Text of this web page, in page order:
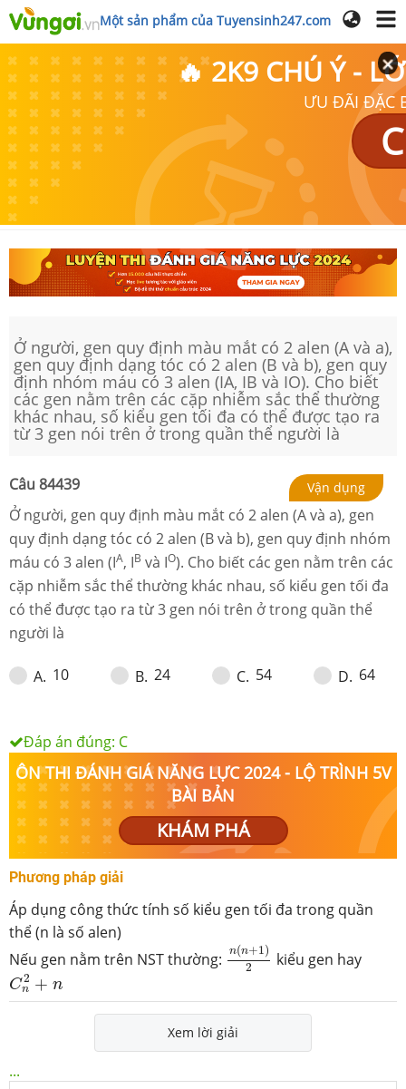
Một sản phẩm của Tuyensinh247.com
🔥 2K9 CHÚ Ý -
ƯU ĐÃI ĐẶC
Ở người, gen quy định màu mắt có 2 alen (A và a),
gen quy định dạng tóc có 2 alen (B và b), gen quy
định nhóm máu có 3 alen (IA, IB và IO). Cho biết
các gen nằm trên các cặp nhiễm sắc thể thường
khác nhau, số kiểu gen tối đa có thể được tạo ra
từ 3 gen nói trên ở trong quần thể người là
Câu 84439 Vận dụng
Ở người, gen quy định màu mắt có 2 alen (A và a), gen
quy định dạng tóc có 2 alen (B và b), gen quy định nhóm
máu có 3 alen (IA, IB và IO). Cho biết các gen nằm trên các
cặp nhiễm sắc thể thường khác nhau, số kiểu gen tối đa
có thể được tạo ra từ 3 gen nói trên ở trong quần thể
người là
A. 10 B. 24 C. 54 D. 64
Đáp án đúng: C
ÔN THI ĐÁNH GIÁ NĂNG LỰC 2024 - LỘ TRÌNH 5V
BÀI BẢN
KHÁM PHÁ
Phương pháp giải
Áp dụng công thức tính số kiểu gen tối đa trong quần
thể (n là số alen)
Nếu gen nằm trên NST thường:
n(n+1)
2
n(n+1
kiểu gen hay
C2
n + n
Cn +
Xem lời giải
...